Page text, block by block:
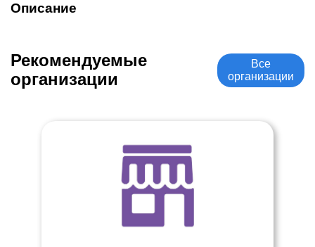
Описание
Рекомендуемые
организации
Все
организации